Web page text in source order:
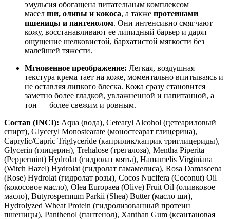
эмульсия обогащена питательным комплексом
масел ши, оливы и кокоса, а также протеинами
пшеницы и пантенолом. Они интенсивно смягчают
кожу, восстанавливают ее липидный барьер и дарят
ощущение шелковистой, бархатистой мягкости без
малейшей тяжести.
Мгновенное преображение: Легкая, воздушная
текстура крема тает на коже, моментально впитываясь и
не оставляя липкого блеска. Кожа сразу становится
заметно более гладкой, увлажненной и напитанной, а
тон — более свежим и ровным.
Состав (INCI): Aqua (вода), Cetearyl Alcohol (цетеариловый
спирт), Glyceryl Monostearate (моностеарат глицерина),
Caprylic/Capric Triglyceride (каприлик/каприк триглицериды),
Glycerin (глицерин), Trehalose (трегалоза), Mentha Piperita
(Peppermint) Hydrolat (гидролат мяты), Hamamelis Virginiana
(Witch Hazel) Hydrolat (гидролат гамамелиса), Rosa Damascena
(Rose) Hydrolat (гидролат розы), Cocos Nucifera (Coconut) Oil
(кокосовое масло), Olea Europaea (Olive) Fruit Oil (оливковое
масло), Butyrospermum Parkii (Shea) Butter (масло ши),
Hydrolyzed Wheat Protein (гидролизованный протеин
пшеницы), Panthenol (пантенол), Xanthan Gum (ксантановая